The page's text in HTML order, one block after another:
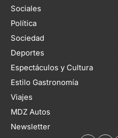
Sociales
Política
Sociedad
Deportes
Espectáculos y Cultura
Estilo Gastronomía
Viajes
MDZ Autos
Newsletter